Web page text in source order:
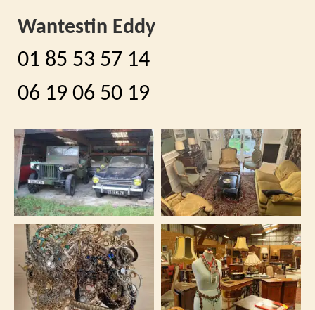
Wantestin Eddy
01 85 53 57 14
06 19 06 50 19